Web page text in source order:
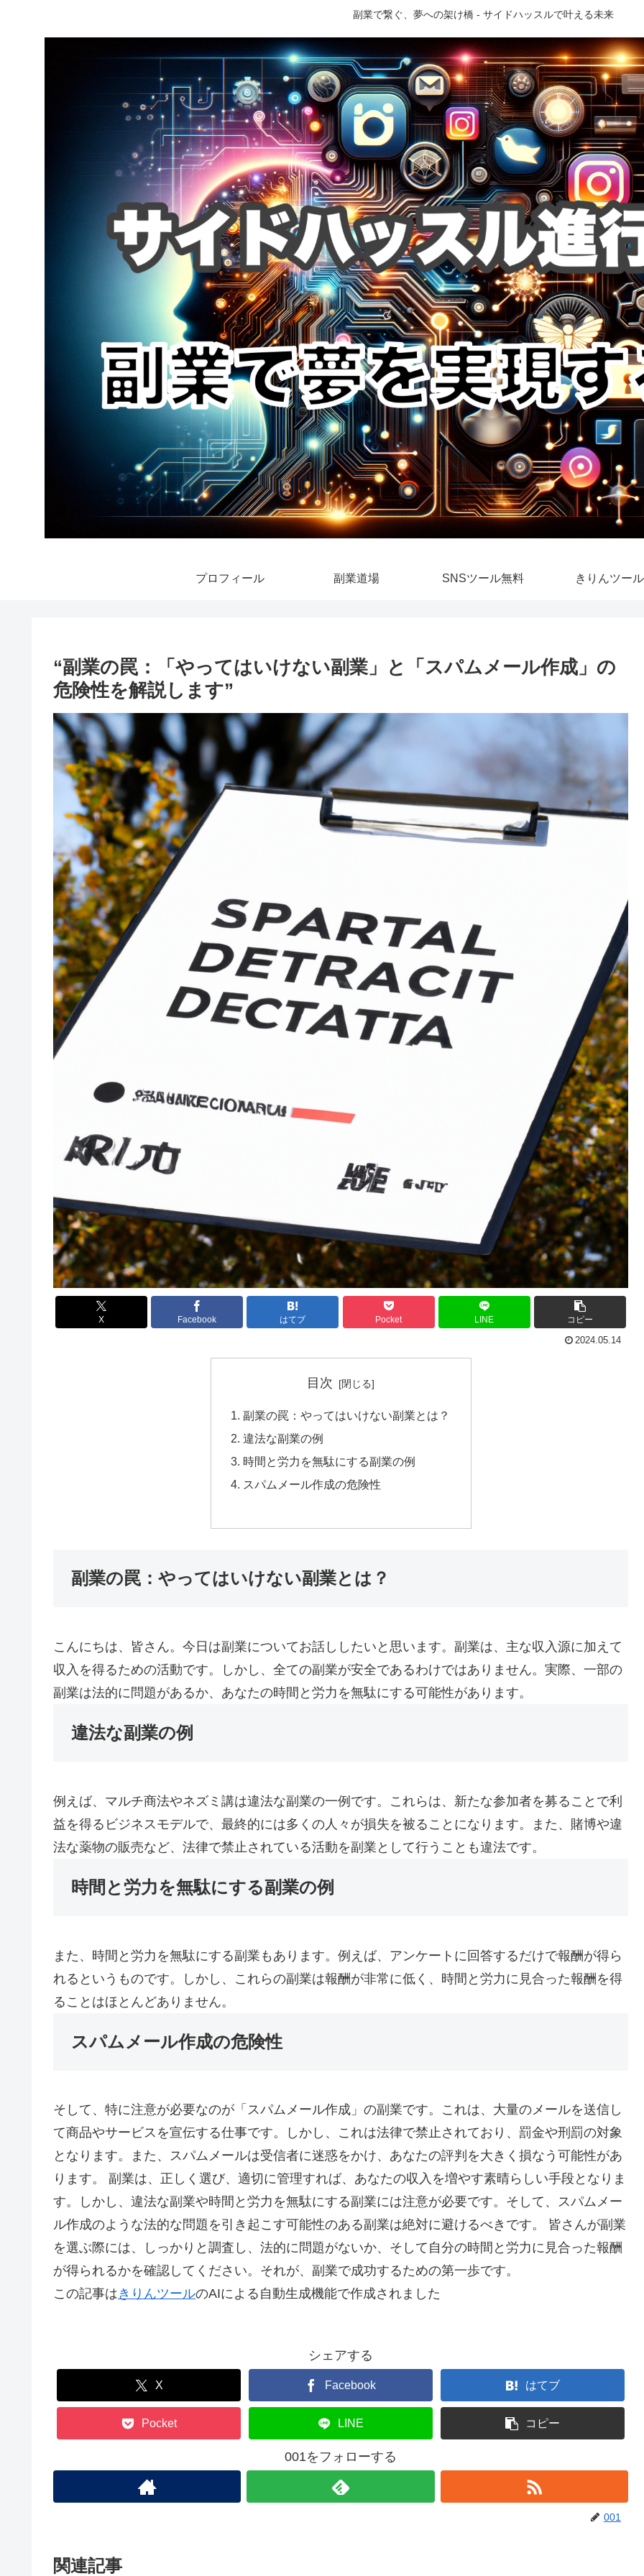
副業で繋ぐ、夢への架け橋 - サイドハッスルで叶える未来
プロフィール 副業道場 SNSツール無料 きりんツール
“副業の罠：「やってはいけない副業」と「スパムメール作成」の
危険性を解説します”
X Facebook はてブ Pocket LINE コピー
2024.05.14
目次
副業の罠：やってはいけない副業とは？
違法な副業の例
時間と労力を無駄にする副業の例
スパムメール作成の危険性
副業の罠：やってはいけない副業とは？
こんにちは、皆さん。今日は副業についてお話ししたいと思います。副業は、主な収入源に加えて
収入を得るための活動です。しかし、全ての副業が安全であるわけではありません。実際、一部の
副業は法的に問題があるか、あなたの時間と労力を無駄にする可能性があります。
違法な副業の例
例えば、マルチ商法やネズミ講は違法な副業の一例です。これらは、新たな参加者を募ることで利
益を得るビジネスモデルで、最終的には多くの人々が損失を被ることになります。また、賭博や違
法な薬物の販売など、法律で禁止されている活動を副業として行うことも違法です。
時間と労力を無駄にする副業の例
また、時間と労力を無駄にする副業もあります。例えば、アンケートに回答するだけで報酬が得ら
れるというものです。しかし、これらの副業は報酬が非常に低く、時間と労力に見合った報酬を得
ることはほとんどありません。
スパムメール作成の危険性
そして、特に注意が必要なのが「スパムメール作成」の副業です。これは、大量のメールを送信し
て商品やサービスを宣伝する仕事です。しかし、これは法律で禁止されており、罰金や刑罰の対象
となります。また、スパムメールは受信者に迷惑をかけ、あなたの評判を大きく損なう可能性があ
ります。 副業は、正しく選び、適切に管理すれば、あなたの収入を増やす素晴らしい手段となりま
す。しかし、違法な副業や時間と労力を無駄にする副業には注意が必要です。そして、スパムメー
ル作成のような法的な問題を引き起こす可能性のある副業は絶対に避けるべきです。 皆さんが副業
を選ぶ際には、しっかりと調査し、法的に問題がないか、そして自分の時間と労力に見合った報酬
が得られるかを確認してください。それが、副業で成功するための第一歩です。
この記事はきりんツールのAIによる自動生成機能で作成されました
シェアする
X Facebook はてブ
Pocket LINE コピー
001をフォローする
001
関連記事